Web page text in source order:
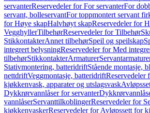
servanterReservedeler for For servanterFor
servant, bolleservantFor toppmontert servant
for Høye skapHalvhøyt skapReservedeler for
VegghyllerTilbehørReservedeler for Tilbehør
StikkontakterAnnet tilbehørSpeil og speilskap
integrert belysningReservedeler for Med
tilbehørStikkontakterArmaturer
Stativmontering, batteridriftStående montasje,
nettdriftVeggmontasje, batteridriftReservedeler
kjøkkenvask, apparater og utslagsvask
Dykkrørvannlåser for servanter
vannlåserServanttilkoblingerReservedeler for
kjøkkenvaskerReservedeler for Avløpssett for